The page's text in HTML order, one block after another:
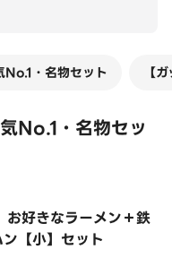
No.1・名物セット 【
No.1・名物セッ
お好きなラーメン＋鉄
【小】セット